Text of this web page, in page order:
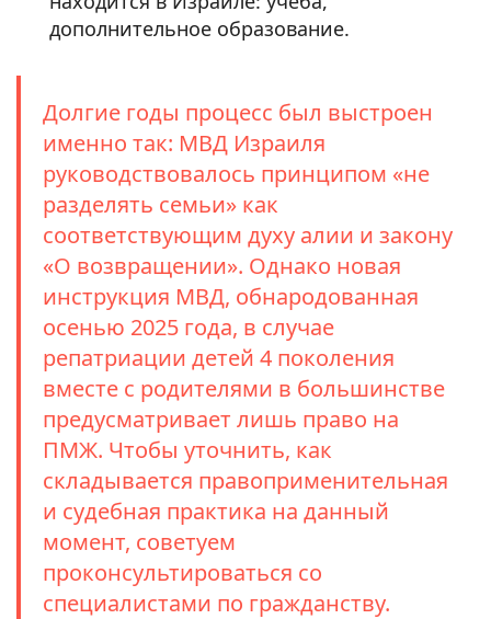
дополнительное образование.
Долгие годы процесс был выстроен
именно так: МВД Израиля
руководствовалось принципом «не
разделять семьи» как
соответствующим духу алии и закону
«О возвращении». Однако новая
инструкция МВД, обнародованная
осенью 2025 года, в случае
репатриации детей 4 поколения
вместе с родителями в большинстве
предусматривает лишь право на
ПМЖ. Чтобы уточнить, как
складывается правоприменительная
и судебная практика на данный
момент, советуем
проконсультироваться со
специалистами по гражданству.